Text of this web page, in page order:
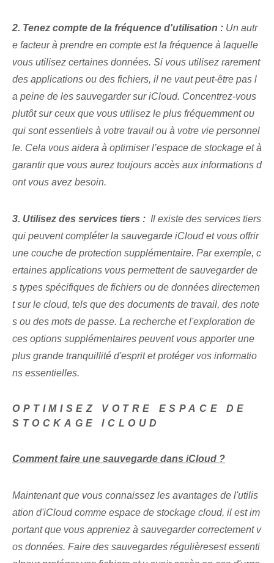
2. Tenez compte de la fréquence d'utilisation : Un autr
e facteur à prendre en compte est la fréquence à laquelle
vous utilisez certaines données. Si vous utilisez rarement
des applications ou des fichiers, il ne vaut peut-être pas l
a peine de les sauvegarder sur iCloud. Concentrez-vous
plutôt sur ceux que vous utilisez le plus fréquemment ou
qui sont essentiels à votre travail ou à votre vie personnel
le. Cela vous aidera à optimiser l’espace de stockage et à
garantir que vous aurez toujours accès aux informations d
ont vous avez besoin.
3. Utilisez des services tiers : ⁤ Il existe des services tiers
‌qui peuvent compléter la sauvegarde iCloud‍ et vous offrir
une couche de protection supplémentaire. Par exemple, c
ertaines applications vous permettent de sauvegarder de
s types spécifiques de fichiers ou de données directemen
t sur le cloud, tels que des documents de travail, des note
s ou des mots de passe. La recherche et l'exploration de
ces options supplémentaires peuvent vous apporter une
plus grande tranquillité d'esprit et protéger vos informatio
ns essentielles.
OPTIMISEZ VOTRE ESPACE DE
STOCKAGE ICLOUD
Comment faire une sauvegarde dans iCloud ?
Maintenant que vous connaissez les avantages de l'utilis
ation d'iCloud comme espace de stockage cloud, il est im
portant que vous appreniez à sauvegarder correctement v
os données. Faire des sauvegardes régulières⁤est essenti